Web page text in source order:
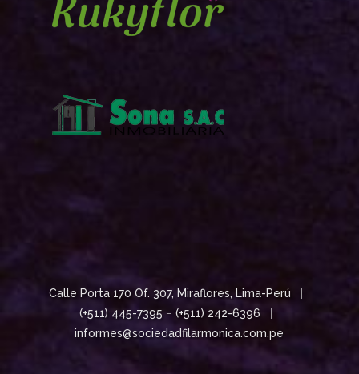
Calle Porta 170 Of. 307, Miraflores, Lima-Perú
(+511) 445-7395 –(+511) 242-6396
informes@sociedadfilarmonica.com.pe